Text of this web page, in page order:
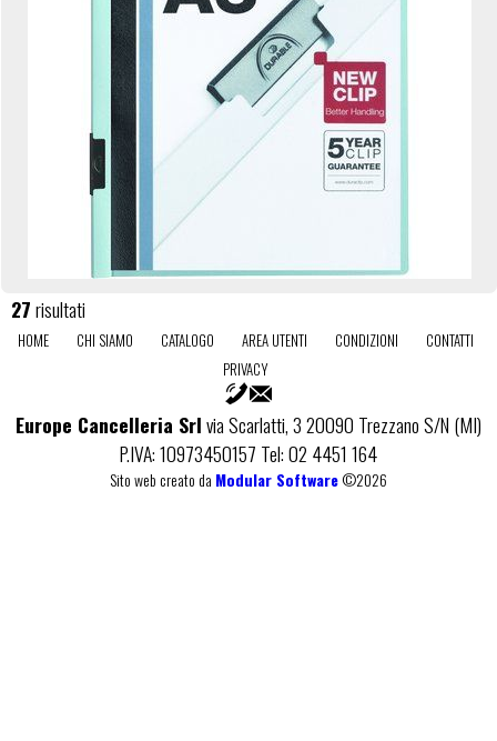
27risultati
HOME CHI SIAMO CATALOGO AREA UTENTI CONDIZIONI
CONTATTI
PRIVACY
Europe Cancelleria Srlvia Scarlatti, 3 20090 Trezzano S/N (MI)
P.IVA: 10973450157 Tel: 02 4451 164
Sito web creato da Modular Software©2026